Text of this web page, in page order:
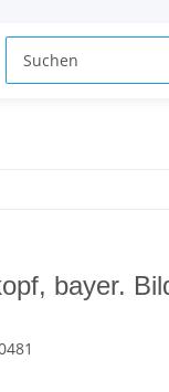
Küche
bayer.